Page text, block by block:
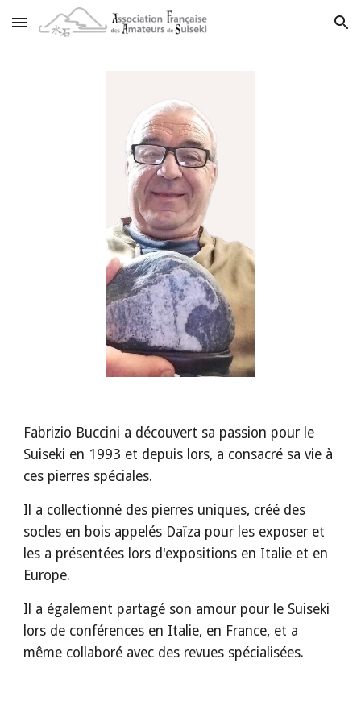
Skip to main content Skip to navigation
Fabrizio Buccini a découvert sa passion pour le
Suiseki en 1993 et depuis lors, a consacré sa vie à
ces pierres spéciales.
Il a collectionné des pierres uniques, créé des
socles en bois appelés Daïza pour les exposer et
les a présentées lors d'expositions en Italie et en
Europe.
Il a également partagé son amour pour le Suiseki
lors de conférences en Italie, en France, et a
même collaboré avec des revues spécialisées.